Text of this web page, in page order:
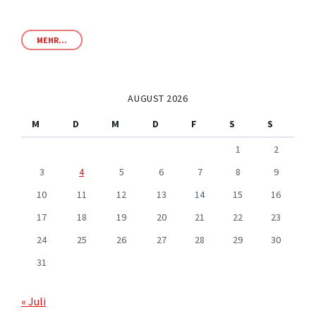
MEHR...
AUGUST 2026
M
D M D F S
S
1
2
3
4 5 6 7 8
9
10
11 12 13 14 15
16
17
18 19 20 21 22
23
24
25 26 27 28 29
30
31
« Juli